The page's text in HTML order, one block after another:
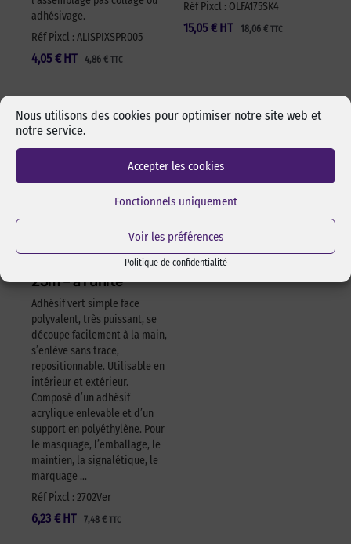
Nous utilisons des cookies pour optimiser notre site web et
notre service.
Accepter les cookies
Fonctionnels uniquement
Voir les préférences
Politique de confidentialité
adhésivage.
Réf Pixcl : ALISPIXSPR005
4,05 € 4,86 € TTC
HT
Réf Pixcl : OLFA175SK4
15,05 € 18,06 € TTC
HT
Adhésif polyvalent
vert 622 – 50mm x
25m – à l’unité
Adhésif vert simple face
polyvalent, très puissant, se
découpe facilement à la main,
s’enlève sans trace,
repositionnable. Utilisable en
intérieur et extérieur.
Composé d’un adhésif
acrylique enlevable et d’un
support en polyéthylène. Pour
le masquage, l’emballage, le
maintien, la signalétique, le
marquage …
Réf Pixcl : 2702Ver
6,23 € 7,48 € TTC
HT